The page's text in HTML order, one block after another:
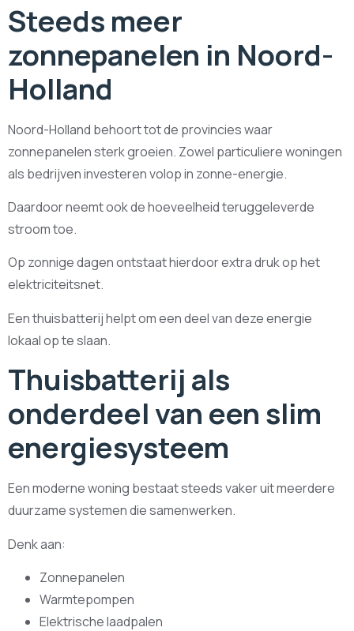
Steeds meer
zonnepanelen in Noord-
Holland
Noord-Holland behoort tot de provincies waar
zonnepanelen sterk groeien. Zowel particuliere woningen
als bedrijven investeren volop in zonne-energie.
Daardoor neemt ook de hoeveelheid teruggeleverde
stroom toe.
Op zonnige dagen ontstaat hierdoor extra druk op het
elektriciteitsnet.
Een thuisbatterij helpt om een deel van deze energie
lokaal op te slaan.
Thuisbatterij als
onderdeel van een slim
energiesysteem
Een moderne woning bestaat steeds vaker uit meerdere
duurzame systemen die samenwerken.
Denk aan:
Zonnepanelen
Warmtepompen
Elektrische laadpalen